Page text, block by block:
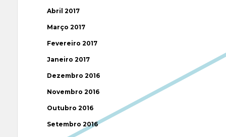
Abril 2017
Março 2017
Fevereiro 2017
Janeiro 2017
Dezembro 2016
Novembro 2016
Outubro 2016
Setembro 2016